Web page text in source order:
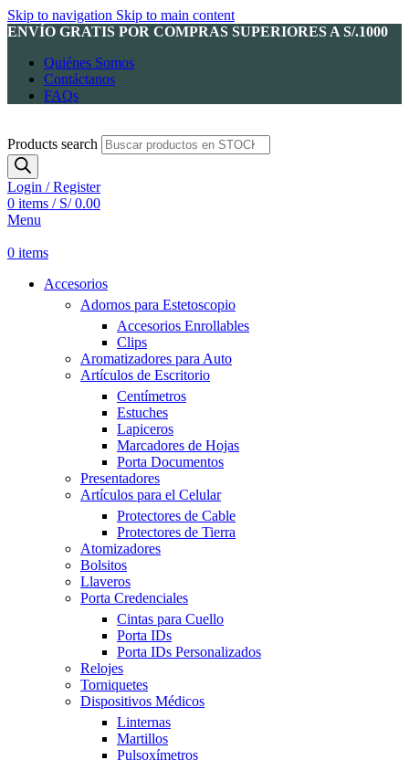
Skip to navigation Skip to main content
ENVÍO GRATIS POR COMPRAS SUPERIORES A S/.1000
Quiénes Somos
Contáctanos
FAQs
Products search
Login / Register
0 items / S/0.00
Menu
0 items
Accesorios
Adornos para Estetoscopio
Accesorios Enrollables
Clips
Aromatizadores para Auto
Artículos de Escritorio
Centímetros
Estuches
Lapiceros
Marcadores de Hojas
Porta Documentos
Presentadores
Artículos para el Celular
Protectores de Cable
Protectores de Tierra
Atomizadores
Bolsitos
Llaveros
Porta Credenciales
Cintas para Cuello
Porta IDs
Porta IDs Personalizados
Relojes
Torniquetes
Dispositivos Médicos
Linternas
Martillos
Pulsoxímetros